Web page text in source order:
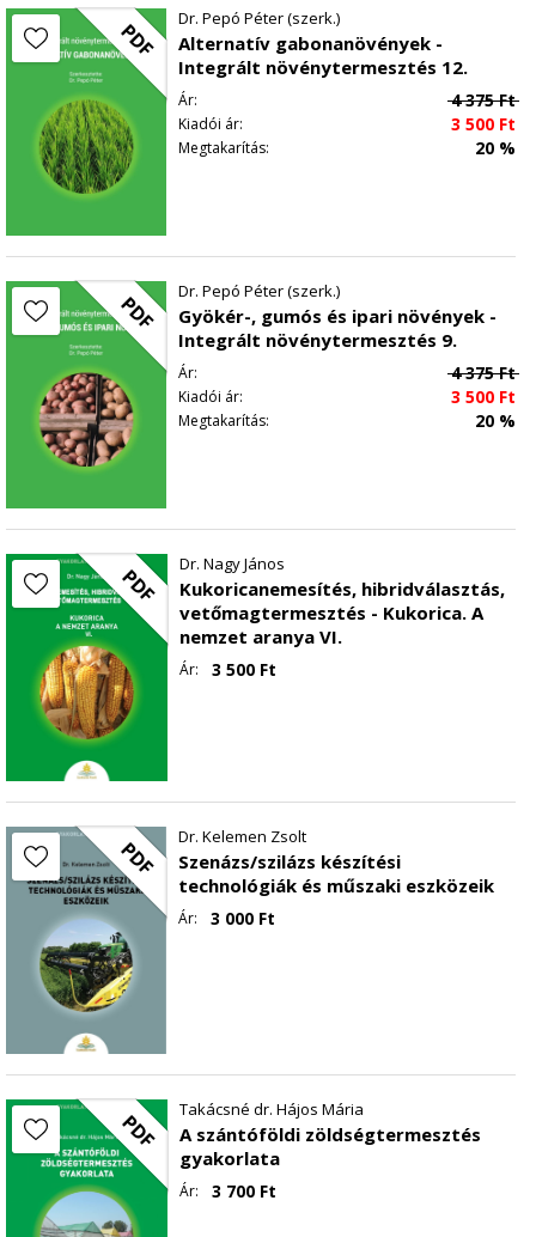
PDF Dr. Pepó Péter (szerk.)
Alternatív gabonanövények -
Integrált növénytermesztés 12.
Ár: 4 375Ft
Kiadói ár: 3 500 Ft
Megtakarítás: 20 %
PDF Dr. Pepó Péter (szerk.)
Gyökér-, gumós és ipari növények -
Integrált növénytermesztés 9.
Ár: 4 375Ft
Kiadói ár: 3 500 Ft
Megtakarítás: 20 %
PDF Dr. Nagy János
Kukoricanemesítés, hibridválasztás,
vetőmagtermesztés - Kukorica. A
nemzet aranya VI.
Ár: 3 500Ft
PDF Dr. Kelemen Zsolt
Szenázs/szilázs készítési
technológiák és műszaki eszközeik
Ár: 3 000 Ft
PDF Takácsné dr. Hájos Mária
A szántóföldi zöldségtermesztés
gyakorlata
Ár: 3 700Ft